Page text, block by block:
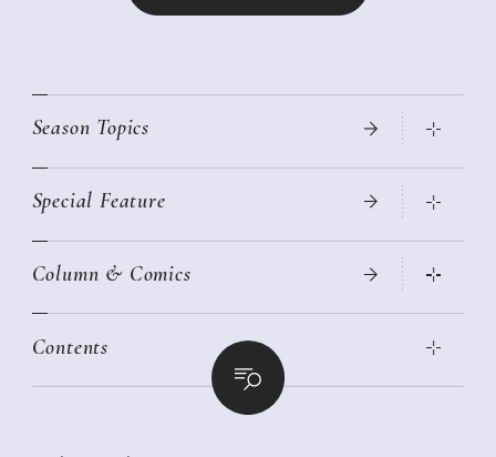
Season Topics
真夏のひんやりグッズ 2026
ニトリ・イケア・無印良品で賢くおしゃれなインテリア
絶品、お餅レシピ大集合！
世界のサンタさんに会って来た！
Special Feature
2026年春夏 トレンドファッションニュース
女子旅おすすめスポット 暮らすように心地いいリンネル旅ガイ
幸せな老後のための リンネルマネー講座
Column & Comics
ぐれいさん
明日もいい日になりますように
清水みさとの食いしんぼう寄り道サウナ
Contents
リンネルおしゃれファッションスナップ
リンネル暮らし部